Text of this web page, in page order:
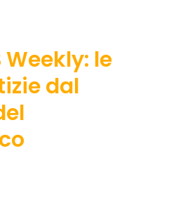
Weekly: le
dal